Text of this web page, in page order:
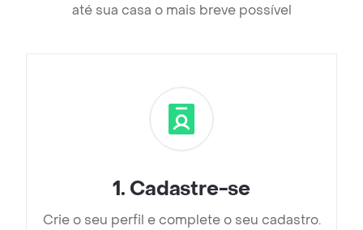
até sua casa o mais breve possível
1. Cadastre-se
Crie o seu perfil e complete o seu cadastro.